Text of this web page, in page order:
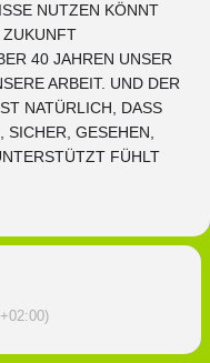
NUTZEN KÖNNT
ZUKUNFT
40 JAHREN UNSER
ARBEIT. UND DER
NATÜRLICH, DASS
GESEHEN,
FÜHLT